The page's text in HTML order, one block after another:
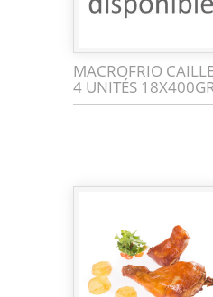
MACROFRIO
4 UNITÉS